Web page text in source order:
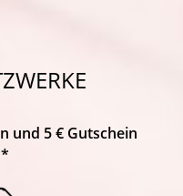
und 5 € Gutschein